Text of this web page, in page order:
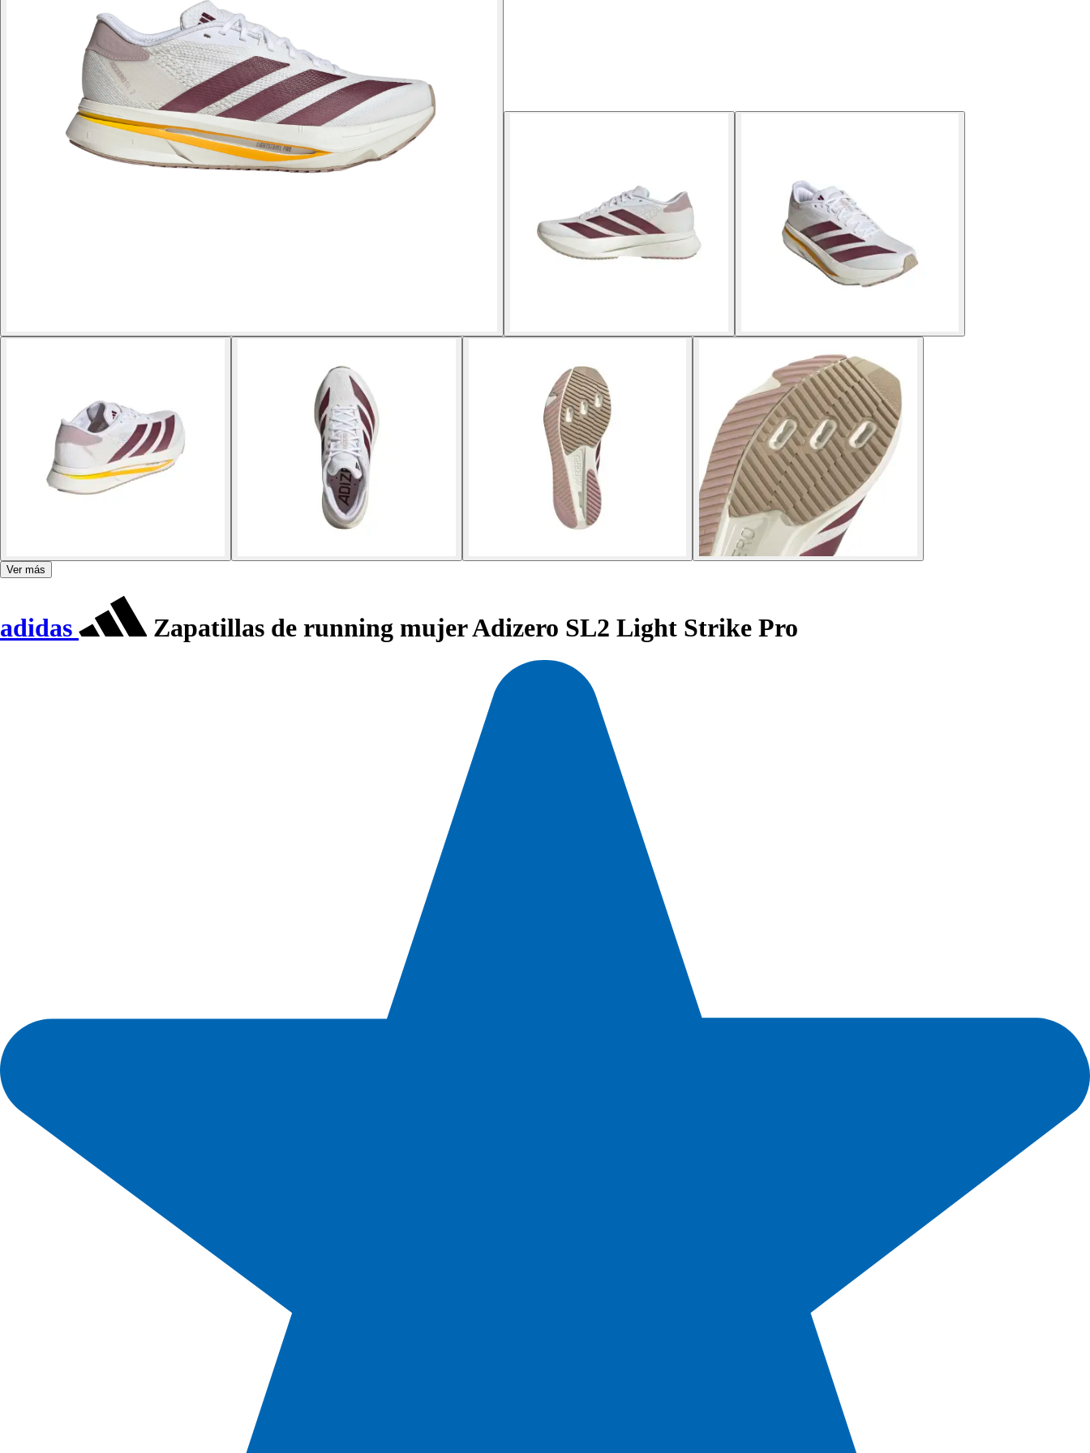
Ver más
adidas Zapatillas de running mujer Adizero SL2 Light Strike Pro